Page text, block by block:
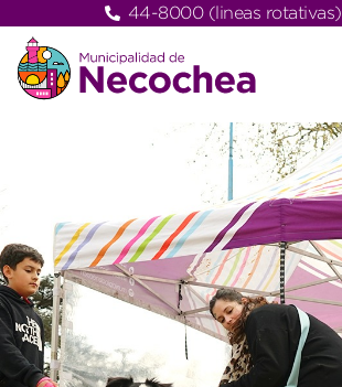
44-8000 (lineas rotativas)